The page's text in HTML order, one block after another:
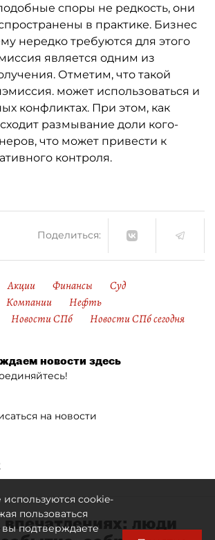
споры не редкость, они
в практике. Бизнес
нередко требуются для этого
является одним из
Отметим, что такой
может использоваться и
конфликтах. При этом, как
размывание доли кого-
что может привести к
контроля.
Поделиться:
Акции Финансы
Суд
Компании
Нефть
Новости СПб Новости СПб сегодня
новости здесь
на новости
впечатлениях: люди
cookie-
пользоваться
подтверждаете